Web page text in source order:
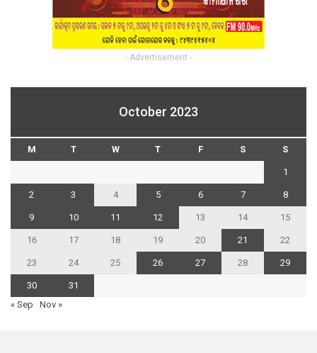
- Advertisement -
October 2023
M T W T F S S
1
2 3 4 5 6 7 8
9 10 11 12 13 14 15
16 17 18 19 20 21 22
23 24 25 26 27 28 29
30
31
« Sep
Nov »